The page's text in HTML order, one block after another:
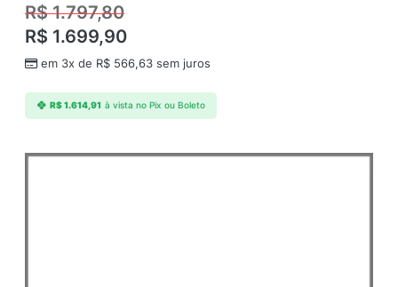
R$1.797,80
R$ 1.699,90
em 3x de R$ 566,63 sem juros
R$1.614,91 à vista no Pix ou Boleto